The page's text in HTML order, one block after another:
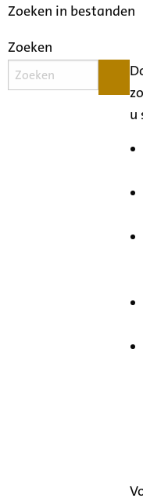
Zoeken in bestanden
Zoeken
u